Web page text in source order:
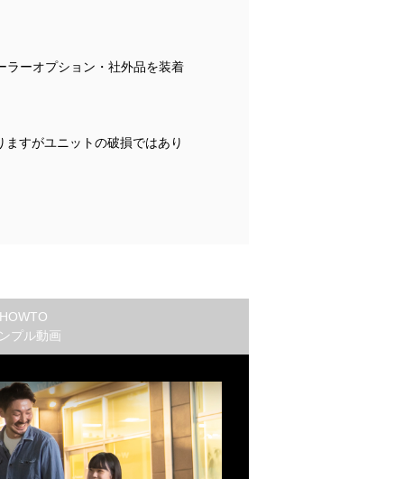
ーオプション・社外品を装着
すがユニットの破損ではあり
プル動画